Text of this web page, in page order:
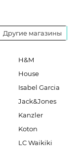
Другие магазины
H&M
House
Isabel Garcia
Jack&Jones
Kanzler
Koton
LC Waikiki